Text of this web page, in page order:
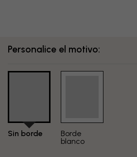
Personalice el motivo:
Sin borde
Borde
blanco